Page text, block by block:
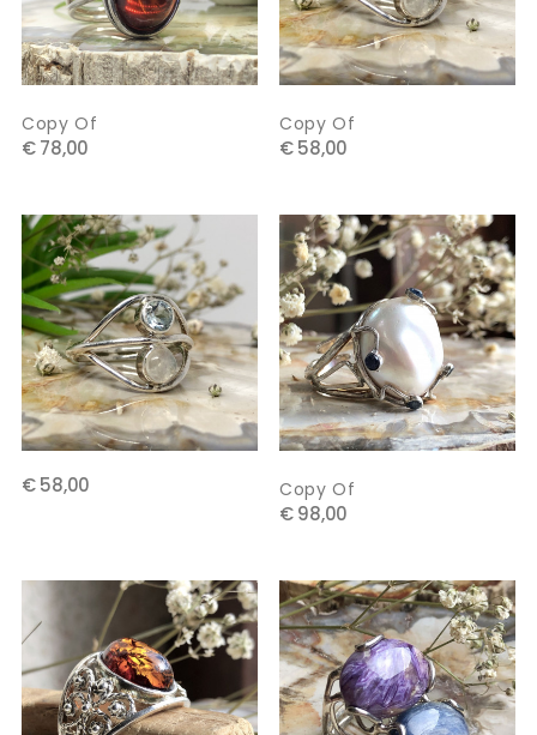
Copy Of
€ 78,00
Copy Of
€ 58,00
€ 58,00 Copy Of
€ 98,00